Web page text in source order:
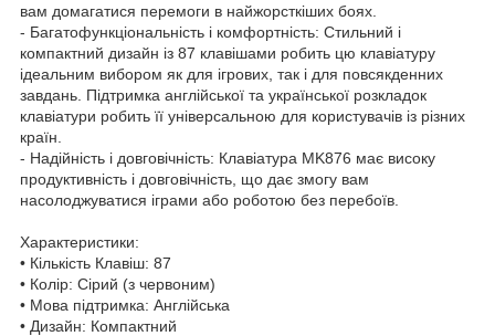
вам домагатися перемоги в найжорсткіших боях.
- Багатофункціональність і комфортність: Стильний і
компактний дизайн із 87 клавішами робить цю клавіатуру
ідеальним вибором як для ігрових, так і для повсякденних
завдань. Підтримка англійської та української розкладок
клавіатури робить її універсальною для користувачів із різних
країн.
- Надійність і довговічність: Клавіатура MK876 має високу
продуктивність і довговічність, що дає змогу вам
насолоджуватися іграми або роботою без перебоїв.
Характеристики:
• Кількість Клавіш: 87
• Колір: Сірий (з червоним)
• Мова підтримка: Англійська
• Дизайн: Компактний